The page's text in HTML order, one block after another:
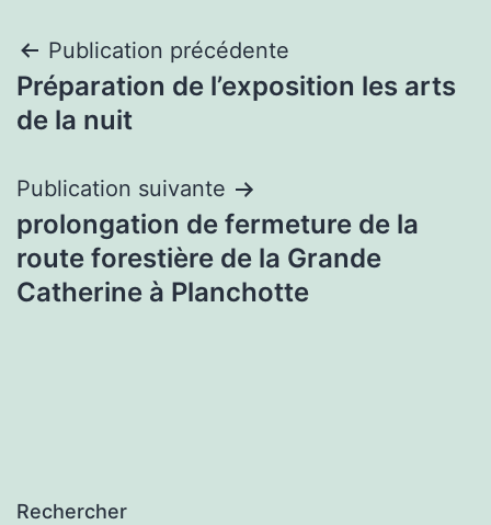
Navigation
de
Publication précédente
Préparation de l’exposition les arts
de la nuit
Publication suivante
prolongation de fermeture de la
route forestière de la Grande
Catherine à Planchotte
Rechercher